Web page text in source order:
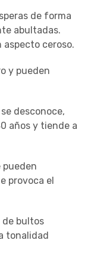
de forma
abultadas.
aspecto ceroso.
y pueden
desconoce,
años y tiende a
pueden
provoca el
de bultos
tonalidad